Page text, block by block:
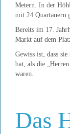
Metern. In der
mit 24 Quartanern
Bereits im 17.
Markt auf dem
Gewiss ist, dass
hat, als die
waren.
Das